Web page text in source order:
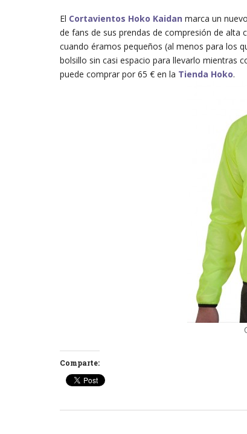
El Cortavientos Hoko Kaidan marca un
de fans de sus prendas de compresión de alta
cuando éramos pequeños (al menos para los
bolsillo sin casi espacio para llevarlo mientras
puede comprar por 65 € en la Tienda Hoko.
Comparte: